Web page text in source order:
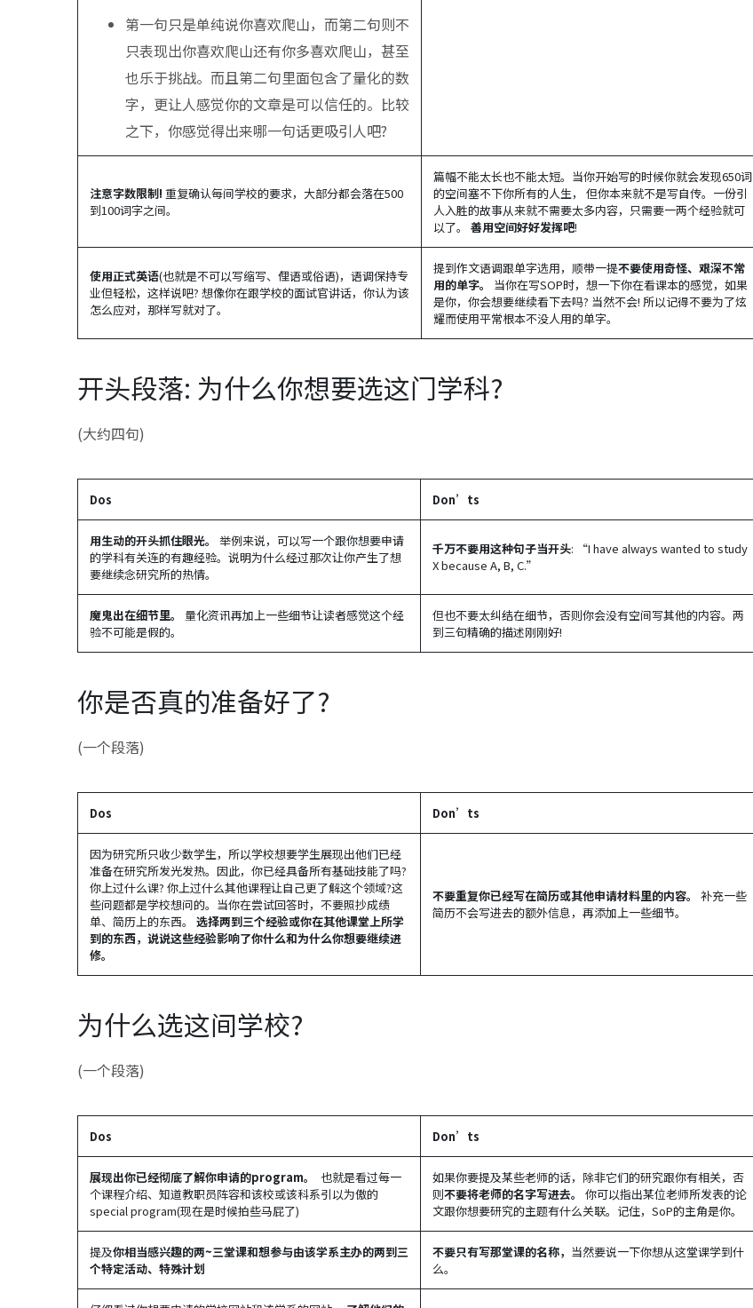
第一句只是单纯说你喜欢爬山，而第二句则不
只表现出你喜欢爬山还有你多喜欢爬山，甚至
也乐于挑战。而且第二句里面包含了量化的数
字，更让人感觉你的文章是可以信任的。比较
之下，你感觉得出来哪一句话更吸引人吧?
注意字数限制! 重复确认每间学校的要求，大部分都会落在500
到100词字之间。
篇幅不能太长也不能太短。当你开始写的时候你就会发现650词
的空间塞不下你所有的人生， 但你本来就不是写自传。一份引
人入胜的故事从来就不需要太多内容，只需要一两个经验就可
以了。 善用空间好好发挥吧!
使用正式英语(也就是不可以写缩写、俚语或俗语)，语调保持专
业但轻松，这样说吧? 想像你在跟学校的面试官讲话，你认为该
怎么应对，那样写就对了。
提到作文语调跟单字选用，顺带一提不要使用奇怪、艰深不常
用的单字。 当你在写SOP时，想一下你在看课本的感觉，如果
是你，你会想要继续看下去吗? 当然不会! 所以记得不要为了炫
耀而使用平常根本不没人用的单字。
开头段落: 为什么你想要选这门学科?
(大约四句)
Dos Don’ts
用生动的开头抓住眼光。 举例来说，可以写一个跟你想要申请
的学科有关连的有趣经验。说明为什么经过那次让你产生了想
要继续念研究所的热情。
千万不要用这种句子当开头: “I have always wanted to study
X because A, B, C.”
魔鬼出在细节里。 量化资讯再加上一些细节让读者感觉这个经
验不可能是假的。
但也不要太纠结在细节，否则你会没有空间写其他的内容。两
到三句精确的描述刚刚好!
你是否真的准备好了?
(一个段落)
Dos Don’ts
因为研究所只收少数学生，所以学校想要学生展现出他们已经
准备在研究所发光发热。因此，你已经具备所有基础技能了吗?
你上过什么课? 你上过什么其他课程让自己更了解这个领域?这
些问题都是学校想问的。当你在尝试回答时，不要照抄成绩
单、简历上的东西。 选择两到三个经验或你在其他课堂上所学
到的东西，说说这些经验影响了你什么和为什么你想要继续进
修。
不要重复你已经写在简历或其他申请材料里的内容。 补充一些
简历不会写进去的额外信息，再添加上一些细节。
为什么选这间学校?
(一个段落)
Dos Don’ts
展现出你已经彻底了解你申请的program。
也就是看过每一
个课程介绍、知道教职员阵容和该校或该科系引以为傲的
special program(现在是时候拍些马屁了)
如果你要提及某些老师的话，除非它们的研究跟你有相关，否
则不要将老师的名字写进去。 你可以指出某位老师所发表的论
文跟你想要研究的主题有什么关联。记住，SoP的主角是你。
提及你相当感兴趣的两~三堂课和想参与由该学系主办的两到三
个特定活动、特殊计划
不要只有写那堂课的名称， 当然要说一下你想从这堂课学到什
么。